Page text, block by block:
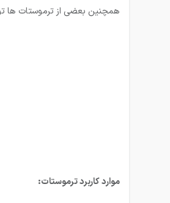
همچنین بعضی از ترموستات ها
موارد کاربرد ترموستات: